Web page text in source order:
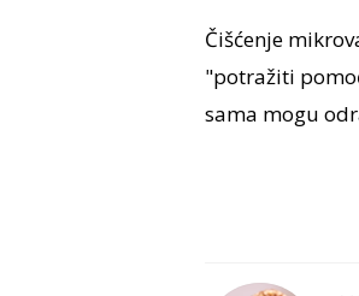
Čišćenje
"potražiti
sama mogu